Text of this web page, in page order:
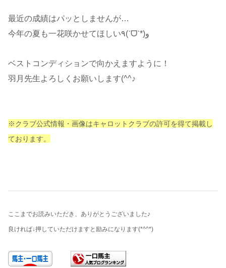
最近の成績はパッとしませんが…
今年の夏も一花咲かせてほしい٩(ˊᗜˋ*)و
ベストコンディションで向かえますように！
羽月先生よろしくお願いします(^^♪
※クラブ公式情報・画像はキャロットクラブの許可を得て掲載し
ております。
ここまでお読みいただき、ありがとうございました♪
良ければ↓押していただけますと励みになります(*^^*)